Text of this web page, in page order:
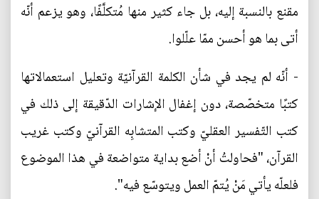
مقنع بالنسبة إليه، بل جاء كثير منها مُتكلَّفًا، وهو يزعم أنّه
أتى بما هو أحسن ممّا علّلوا.
- أنّه لم يجد في شأن الكلمة القرآنيّة وتعليل استعمالاتها
كتبًا متخصّصة، دون إغفال الإشارات الدّقيقة إلى ذلك في
كتب التّفسير العقليّ وكتب المتشابِه القرآنيّ وكتب غريب
القرآن، "فحاولتُ أنْ أضع بداية متواضعة في هذا الموضوع
فلعلّه يأتي مَنْ يُتمّ العمل ويتوسّع فيه".